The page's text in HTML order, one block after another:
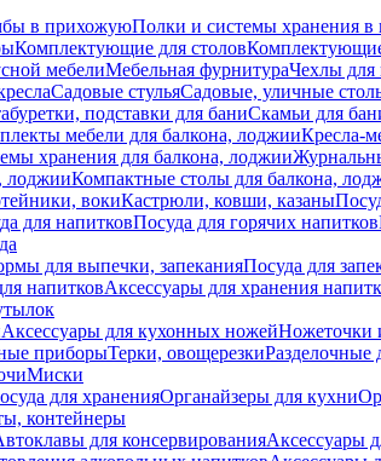
в прихожуюПолки и системы хранения
Комплектующие для столовКомплектующие
мебелиМебельная фурнитураЧехлы для
Садовые стульяСадовые, уличные
подставки для баниСкамьи для
мебели для балкона, лоджииКресла-
хранения для балкона, лоджии
лоджииКомпактные столы для балкона,
вокиКастрюли, ковши, казаны
для напитковПосуда для горячих напитков
для выпечки, запеканияПосуда для
напитковАксессуары для хранения
Аксессуары для кухонных ножейНожеточки
приборыТерки, овощерезкиРазделочные
Миски
для храненияОрганайзеры для кухни
контейнеры
для консервированияАксессуары